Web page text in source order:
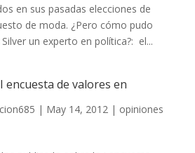
en sus pasadas elecciones de
de moda. ¿Pero cómo pudo
un experto en política?: el...
encuesta de valores en
| May 14, 2012| opiniones